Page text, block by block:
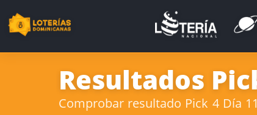
Resultados
Comprobar resultado Pick 4 Día